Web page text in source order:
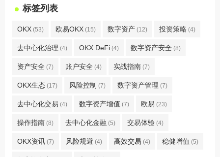
标签列表
OKX (53) 欧易OKX (15) 数字资产 (12) 投资策略 (4)
去中心化治理 (4) OKX DeFi (4) 数字资产安全 (8)
资产安全 (7) 账户安全 (4) 实战指南 (7)
OKX生态 (17) 风险控制 (7) 数字资产管理 (7)
去中心化交易 (4) 数字资产增值 (7) 欧易 (23)
操作指南 (8) 去中心化金融 (5) 交易体验 (4)
OKX资讯 (7) 风险规避 (4) 高效交易 (4) 稳健增值 (5)